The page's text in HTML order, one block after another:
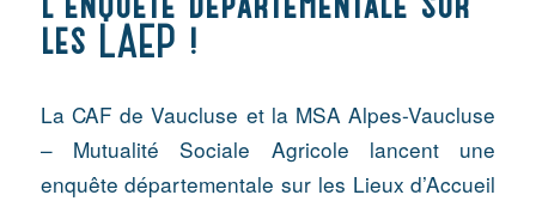
les LAEP !
La CAF de Vaucluse et la MSA Alpes-Vaucluse
– Mutualité Sociale Agricole lancent une
enquête départementale sur les Lieux d’Accueil